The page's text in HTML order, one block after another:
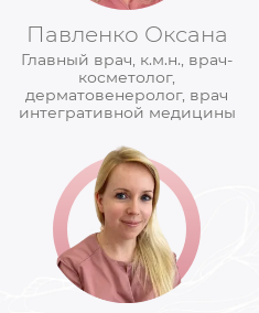
Павленко Оксана
Главный врач, к.м.н., врач-
косметолог,
дерматовенеролог, врач
интегративной медицины